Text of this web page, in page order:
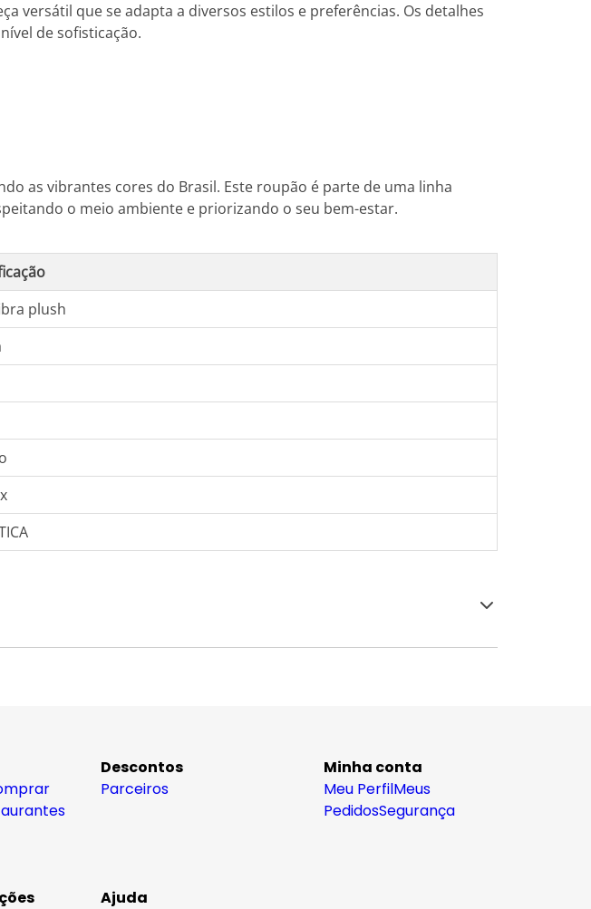
versátil que se adapta a diversos estilos e preferências. Os detalhes
de sofisticação.
as vibrantes cores do Brasil. Este roupão é parte de uma linha
o meio ambiente e priorizando o seu bem-estar.
plush
Descontos
Parceiros
Minha conta
Meu PerfilMeus
PedidosSegurança
Ajuda